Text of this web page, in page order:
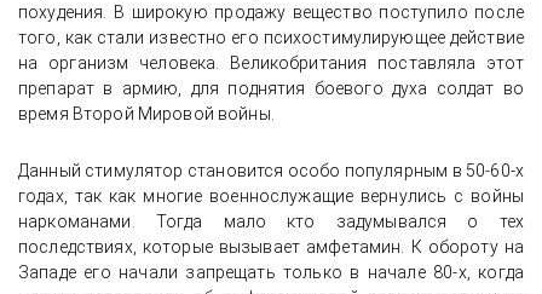
похудения. В широкую продажу вещество поступило после
того, как стали известно его психостимулирующее действие
на организм человека. Великобритания поставляла этот
препарат в армию, для поднятия боевого духа солдат во
время Второй Мировой войны.
Данный стимулятор становится особо популярным в 50-60-х
годах, так как многие военнослужащие вернулись с войны
наркоманами. Тогда мало кто задумывался о тех
последствиях, которые вызывает амфетамин. К обороту на
Западе его начали запрещать только в начале 80-х, когда